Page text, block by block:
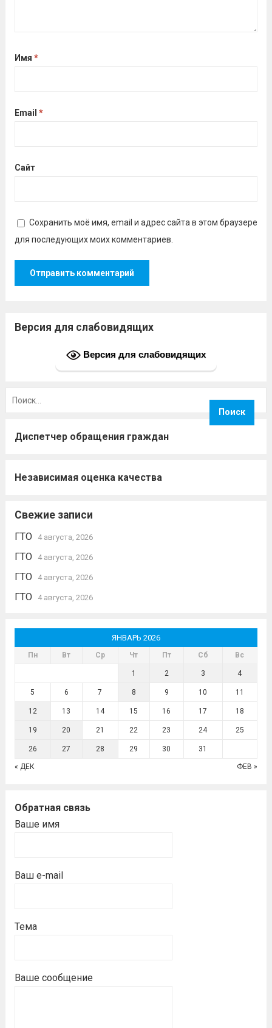
Имя *
Email *
Сайт
Сохранить моё имя, email и адрес сайта в этом браузере
для последующих моих комментариев.
Версия для слабовидящих
Версия для слабовидящих
Диспетчер обращения граждан
Независимая оценка качества
Свежие записи
ГТО 4 августа, 2026
ГТО 4 августа, 2026
ГТО 4 августа, 2026
ГТО 4 августа, 2026
ЯНВАРЬ 2026
Пн Вт Ср Чт Пт Сб Вс
1 2 3 4
5 6 7 8 9 10 11
12 13 14 15 16 17 18
19 20 21 22 23 24 25
26 27 28 29 30 31
« ДЕК ФЕВ »
Обратная связь
Ваше имя
Ваш e-mail
Тема
Ваше сообщение